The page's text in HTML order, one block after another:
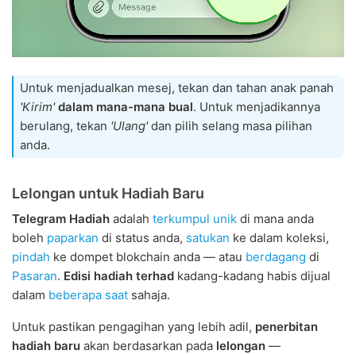
Untuk menjadualkan mesej, tekan dan tahan anak panah
'Kirim' dalam mana-mana bual. Untuk menjadikannya
berulang, tekan 'Ulang'dan pilih selang masa pilihan
anda.
Lelongan untuk Hadiah Baru
Telegram Hadiah adalah terkumpul unik di mana anda
boleh paparkan di status anda, satukan ke dalam koleksi,
pindah ke dompet blokchain anda — atau berdagang di
Pasaran. Edisi hadiah terhad kadang-kadang habis dijual
dalam beberapa saat sahaja.
Untuk pastikan pengagihan yang lebih adil, penerbitan
hadiah baru akan berdasarkan pada lelongan —